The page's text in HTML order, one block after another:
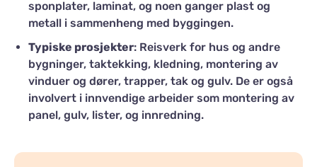
sponplater, laminat, og noen ganger plast og
metall i sammenheng med byggingen.
Typiske prosjekter: Reisverk for hus og andre
bygninger, taktekking, kledning, montering av
vinduer og dører, trapper, tak og gulv. De er også
involvert i innvendige arbeider som montering av
panel, gulv, lister, og innredning.